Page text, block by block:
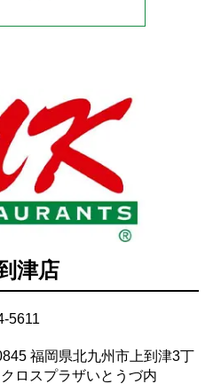
津店
5611
福岡県北九州市上到津3丁
ロスプラザいとうづ内